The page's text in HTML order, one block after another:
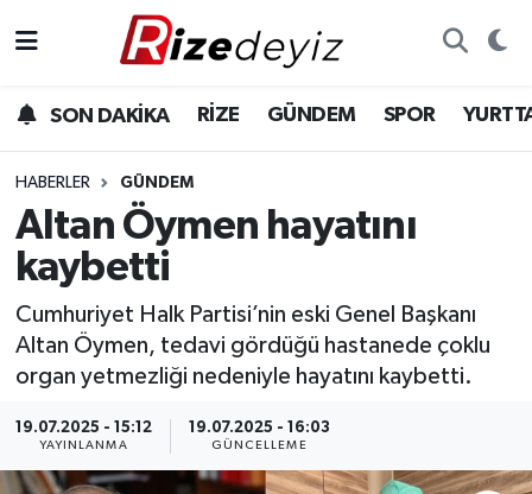
SON DAKİKA RİZE GÜNDEM SPOR
HABERLER GÜNDEM
Altan Öymen hayatını
kaybetti
Cumhuriyet Halk Partisi’nin eski Genel Başkanı
Altan Öymen, tedavi gördüğü hastanede çoklu
organ yetmezliği nedeniyle hayatını kaybetti.
19.07.2025 - 15:12
YAYINLANMA
19.07.2025 - 16:03
GÜNCELLEME
Gündem
Yurttan Haberler
Ekonomi
Teknoloji
Sağlık
Rize Hava Durumu
Rize Namaz Vakitleri
Rize Trafik Yoğunluk Haritası
Süper Lig Puan Durumu ve Fikstür
Tüm Manşetler
Son Dakika Haberleri